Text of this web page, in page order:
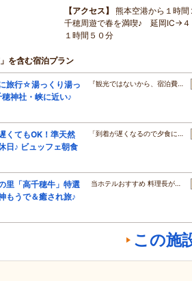
アクセス
熊本空港から１時
千穂周遊で春を満喫♪ 延岡IC→
１時間５０分
を含む宿泊プラン
旅行☆湯っくり湯っ
神社・峡に近い♪
『観光ではないから、宿泊費…
くてもOK！準天然
日♪ ビュッフェ朝食
「到着が遅くなるので夕食に…
里「高千穂牛」特選
うで＆癒され旅♪
当ホテルおすすめ 料理長が…
この施